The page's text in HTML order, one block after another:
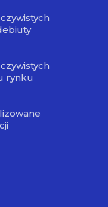
rynku